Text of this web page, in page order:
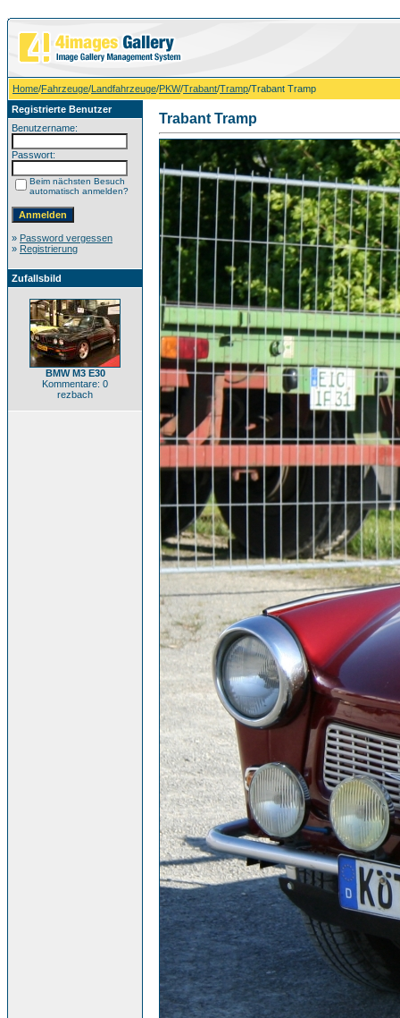
Home/Fahrzeuge/Landfahrzeuge/PKW/Trabant/Tramp/Trabant Tramp
Registrierte Benutzer
Benutzername:
Passwort:
Beim nächsten Besuch
automatisch anmelden?
» Password vergessen
» Registrierung
Zufallsbild
BMW M3 E30
Kommentare: 0
rezbach
Trabant Tramp